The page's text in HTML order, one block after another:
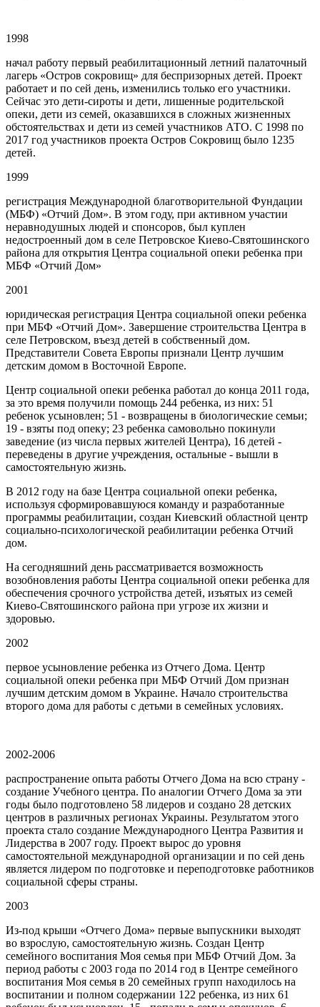
1998
начал работу первый реабилитационный летний палаточный
лагерь «Остров сокровищ» для беспризорных детей. Проект
работает и по сей день, изменились только его участники.
Сейчас это дети-сироты и дети, лишенные родительской
опеки, дети из семей, оказавшихся в сложных жизненных
обстоятельствах и дети из семей участников АТО. С 1998 по
2017 год участников проекта Остров Сокровищ было 1235
детей.
1999
регистрация Международной благотворительной Фундации
(МБФ) «Отчий Дом». В этом году, при активном участии
неравнодушных людей и спонсоров, был куплен
недостроенный дом в селе Петровское Киево-Святошинского
района для открытия Центра социальной опеки ребенка при
МБФ «Отчий Дом»
2001
юридическая регистрация Центра социальной опеки ребенка
при МБФ «Отчий Дом». Завершение строительства Центра в
селе Петровском, въезд детей в собственный дом.
Представители Совета Европы признали Центр лучшим
детским домом в Восточной Европе.
Центр социальной опеки ребенка работал до конца 2011 года,
за это время получили помощь 244 ребенка, из них: 51
ребенок усыновлен; 51 - возвращены в биологические семьи;
19 - взяты под опеку; 23 ребенка самовольно покинули
заведение (из числа первых жителей Центра), 16 детей -
переведены в другие учреждения, остальные - вышли в
самостоятельную жизнь.
В 2012 году на базе Центра социальной опеки ребенка,
используя сформировавшуюся команду и разработанные
программы реабилитации, создан Киевский областной центр
социально-психологической реабилитации ребенка Отчий
дом.
На сегодняшний день рассматривается возможность
возобновления работы Центра социальной опеки ребенка для
обеспечения срочного устройства детей, изъятых из семей
Киево-Святошинского района при угрозе их жизни и
здоровью.
2002
первое усыновление ребенка из Отчего Дома. Центр
социальной опеки ребенка при МБФ Отчий Дом признан
лучшим детским домом в Украине. Начало строительства
второго дома для работы с детьми в семейных условиях.
2002-2006
распространение опыта работы Отчего Дома на всю страну -
создание Учебного центра. По аналогии Отчего Дома за эти
годы было подготовлено 58 лидеров и создано 28 детских
центров в различных регионах Украины. Результатом этого
проекта стало создание Международного Центра Развития и
Лидерства в 2007 году. Проект вырос до уровня
самостоятельной международной организации и по сей день
является лидером по подготовке и переподготовке работников
социальной сферы страны.
2003
Из-под крыши «Отчего Дома» первые выпускники выходят
во взрослую, самостоятельную жизнь. Создан Центр
семейного воспитания Моя семья при МБФ Отчий Дом. За
период работы с 2003 года по 2014 год в Центре семейного
воспитания Моя семья в 20 семейных групп находилось на
воспитании и полном содержании 122 ребенка, из них 61